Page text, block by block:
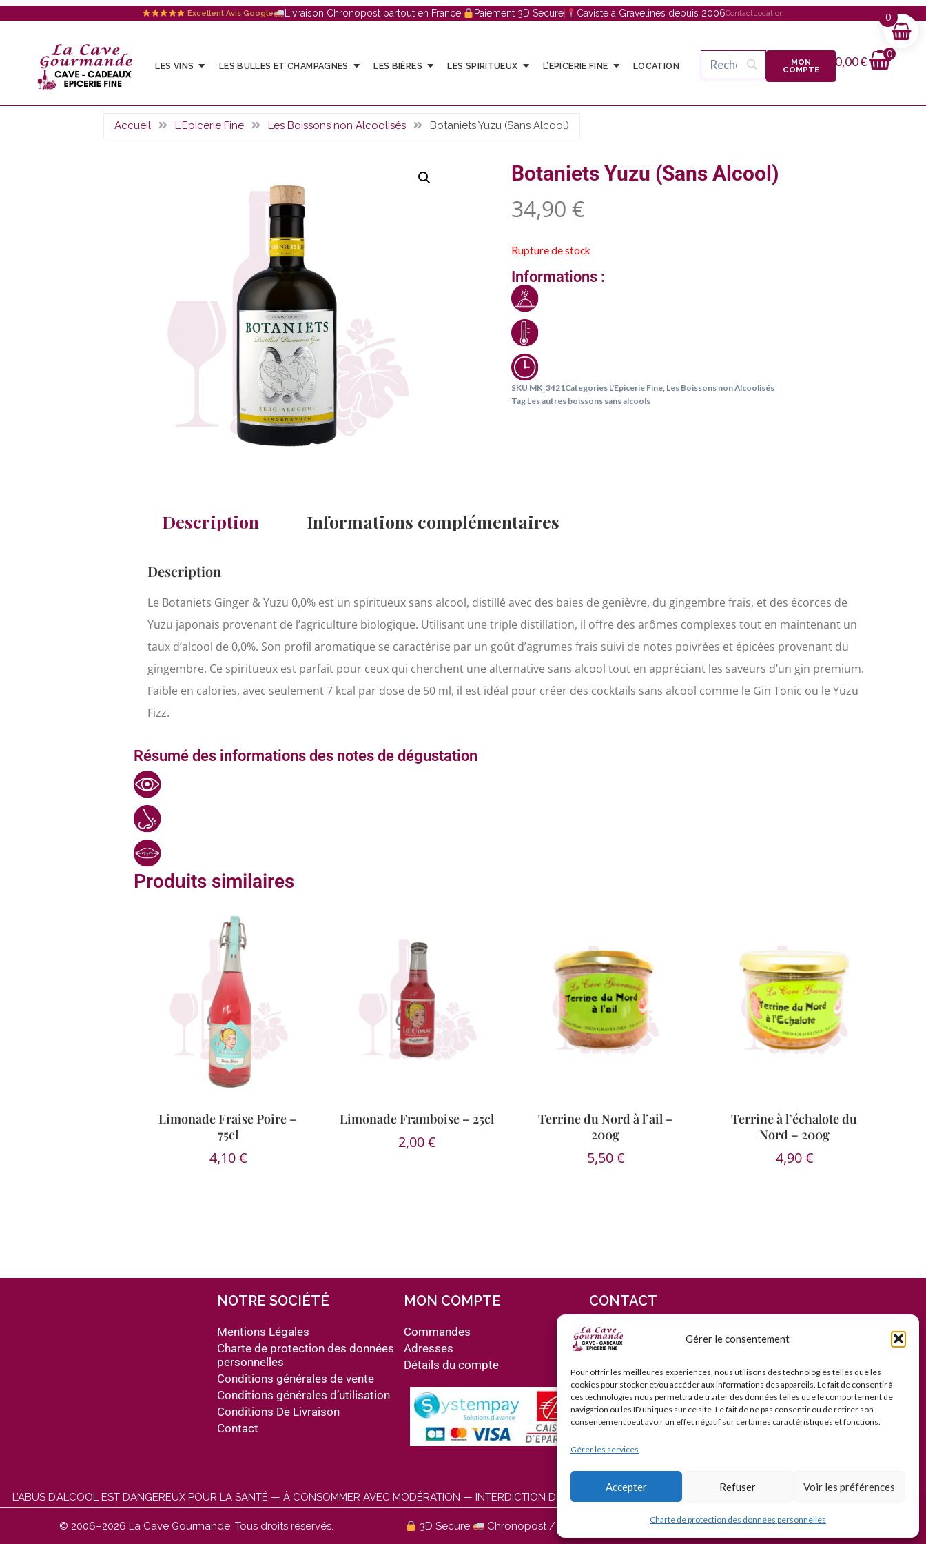
Gérer le consentement
Pour offrir les meilleures expériences, nous utilisons des technologies telles que les
cookies pour stocker et/ou accéder aux informations des appareils. Le fait de consentir à
ces technologies nous permettra de traiter des données telles que le comportement de
navigation ou les ID uniques sur ce site. Le fait de ne pas consentir ou de retirer son
consentement peut avoir un effet négatif sur certaines caractéristiques et fonctions.
Gérer les services
Accepter Refuser Voir les préférences
Charte de protection des données personnelles
Excellent Avis Google Livraison Chronopost partout en France| Paiement 3D Secure| Caviste à Gravelines depuis 2006ContactLocation
LES VINS LES BULLES ET CHAMPAGNES LES BIÈRES LES SPIRITUEUX L’EPICERIE FINE LOCATION MON
COMPTE
0,00€
0
Accueil L'Epicerie Fine Les Boissons non Alcoolisés Botaniets Yuzu (Sans Alcool)
Botaniets Yuzu (Sans Alcool)
34,90 €
Rupture de stock
Informations :
SKU MK_3421Categories L'Epicerie Fine, Les Boissons non Alcoolisés
Tag Les autres boissons sans alcools
Description Informations complémentaires
Description
Le Botaniets Ginger & Yuzu 0,0% est un spiritueux sans alcool, distillé avec des baies de genièvre, du gingembre frais, et des écorces de
Yuzu japonais provenant de l’agriculture biologique. Utilisant une triple distillation, il offre des arômes complexes tout en maintenant un
taux d’alcool de 0,0%. Son profil aromatique se caractérise par un goût d’agrumes frais suivi de notes poivrées et épicées provenant du
gingembre. Ce spiritueux est parfait pour ceux qui cherchent une alternative sans alcool tout en appréciant les saveurs d’un gin premium.
Faible en calories, avec seulement 7 kcal par dose de 50 ml, il est idéal pour créer des cocktails sans alcool comme le Gin Tonic ou le Yuzu
Fizz.
Résumé des informations des notes de dégustation
Produits similaires
Limonade Fraise Poire –
75cl
4,10€
Limonade Framboise – 25cl
2,00€
Terrine du Nord à l’ail –
200g
5,50€
Terrine à l’échalote du
Nord – 200g
4,90€
NOTRE SOCIÉTÉ
Mentions Légales
Charte de protection des données
personnelles
Conditions générales de vente
Conditions générales d’utilisation
Conditions De Livraison
Contact
MON COMPTE
Commandes
Adresses
Détails du compte
CONTACT
6 rue Léon Blum 59820Gravelines
du Mardi au Samedi, de 9h30 à
03 28 65 01 92
contact@cavegourmande.fr
www.cavegourmande.fr
L’ABUS D’ALCOOL EST DANGEREUX POUR LA SANTÉ — À CONSOMMER AVEC MODÉRATION — INTERDICTION DE VENTE AUX MINEURS DE MOINS DE 18 ANS
© 2006–2026 La Cave Gourmande. Tous droits réservés. 3D Secure Chronopost / Mondial Relay / Chronopost Relais ✓ RGPD
0